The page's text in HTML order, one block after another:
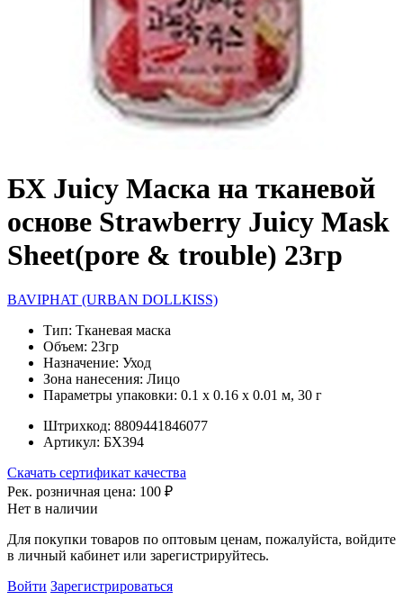
БХ Juicy Маска на тканевой
основе Strawberry Juicy Mask
Sheet(pore & trouble) 23гр
BAVIPHAT (URBAN DOLLKISS)
Тип: Тканевая маска
Объем: 23гр
Назначение: Уход
Зона нанесения: Лицо
Параметры упаковки: 0.1 x 0.16 x 0.01 м, 30 г
Штрихкод: 8809441846077
Артикул: БХ394
Скачать сертификат качества
Рек. розничная цена: 100 ₽
Нет в наличии
Для покупки товаров по оптовым ценам, пожалуйста, войдите
в личный кабинет или зарегистрируйтесь.
Войти Зарегистрироваться